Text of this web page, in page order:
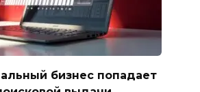
бизнес попадает